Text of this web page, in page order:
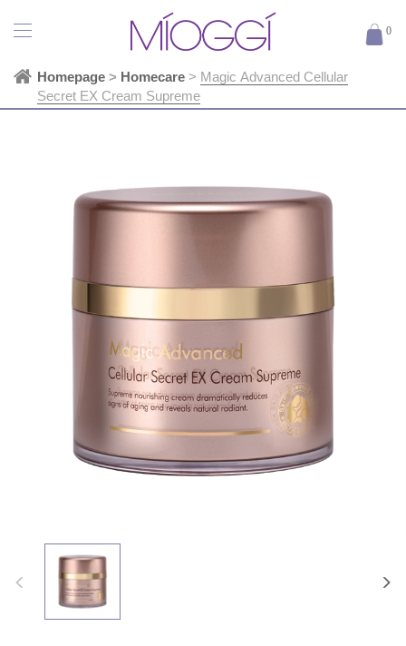
0
Homepage > Homecare > Magic Advanced Cellular
Secret EX Cream Supreme